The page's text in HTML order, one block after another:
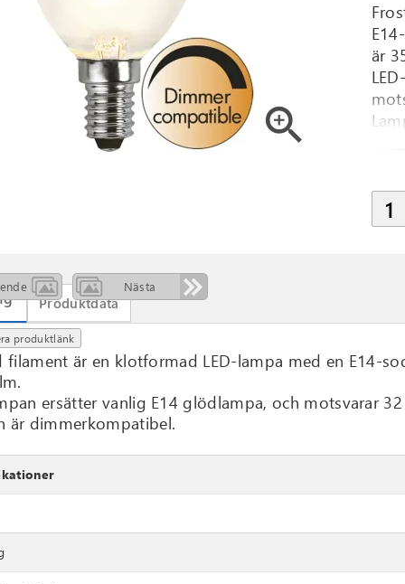
zoom_in
är
Nästa
Produktdata
produktlänk
filament är en klotformad LED-lampa med en E14-
ersätter vanlig E14 glödlampa, och motsvarar
är dimmerkompatibel.